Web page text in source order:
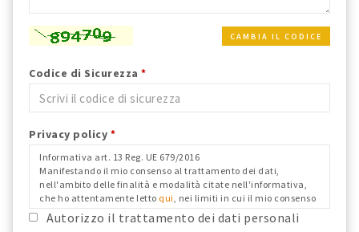
CAMBIA IL CODICE
Codice di Sicurezza *
Privacy policy *
Informativa art. 13 Reg. UE 679/2016
Manifestando il mio consenso al trattamento dei dati,
nell'ambito delle finalità e modalità citate nell'informativa,
che ho attentamente letto qui, nei limiti in cui il mio consenso
fosse richiesto ai fini del Reg. Ue 679/2016 e confermo i dati
anagrafici riportati.
Autorizzo il trattamento dei dati personali